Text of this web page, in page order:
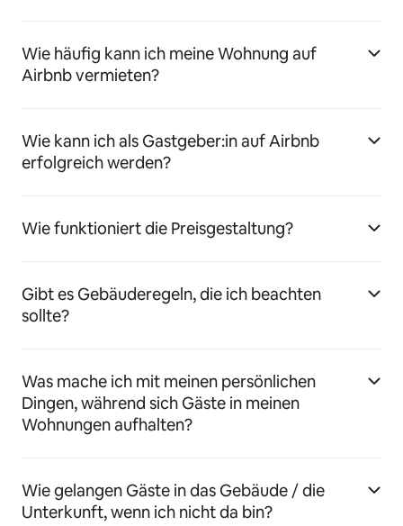
Wie häufig kann ich meine Wohnung auf
Airbnb vermieten?
Wie kann ich als Gastgeber:in auf Airbnb
erfolgreich werden?
Wie funktioniert die Preisgestaltung?
Gibt es Gebäuderegeln, die ich beachten
sollte?
Was mache ich mit meinen persönlichen
Dingen, während sich Gäste in meinen
Wohnungen aufhalten?
Wie gelangen Gäste in das Gebäude / die
Unterkunft, wenn ich nicht da bin?